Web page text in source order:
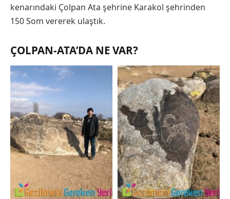
kenarındaki Çolpan Ata şehrine Karakol şehrinden
150 Som vererek ulaştık.
ÇOLPAN-ATA’DA NE VAR?